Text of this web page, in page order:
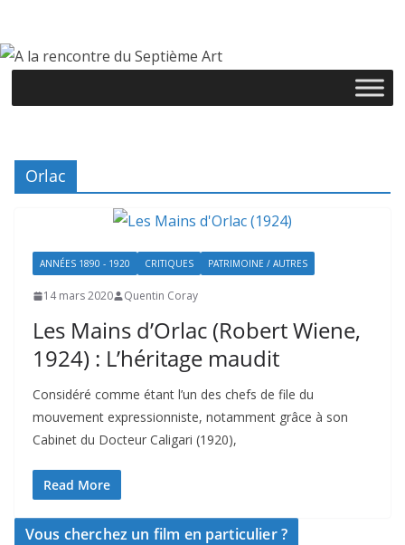
contenu
Orlac
ANNÉES 1890 - 1920 CRITIQUES PATRIMOINE / AUTRES
14 mars 2020 Quentin Coray
Les Mains d’Orlac (Robert Wiene,
1924) : L’héritage maudit
Considéré comme étant l’un des chefs de file du
mouvement expressionniste, notamment grâce à son
Cabinet du Docteur Caligari (1920),
Read More
Vous cherchez un film en particulier ?